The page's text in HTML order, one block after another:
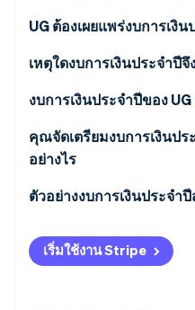
UG ต้องเผยแพร่งบการเงิ
เหตุใดงบการเงินประจำปี
งบการเงินประจำปีของ
เอกสารอื่นๆ
คุณจัดเตรียมงบการเงินปร
อย่างไร
ตัวอย่างงบการเงินประจำ
ตัวอย่างงบกำไรขาดทุน
ตัวอย่างงบดุล
เริ่มใช้งาน Stripe